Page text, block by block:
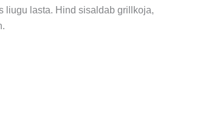
liugu lasta. Hind sisaldab grillkoja,